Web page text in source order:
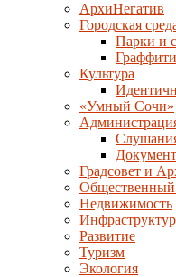
АрхиНегатив
Городская
Парки и
Культура
«Умный Сочи»
Градсовет и
Общественный
Недвижимость
Развитие
Туризм
Экология